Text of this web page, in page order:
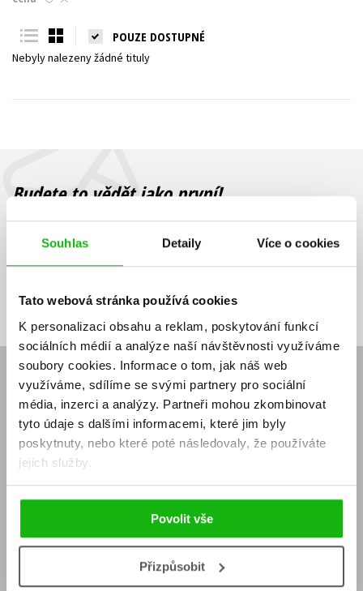
Souhlas Detaily Více o cookies
Tato webová stránka používá cookies
K personalizaci obsahu a reklam, poskytování funkcí
sociálních médií a analýze naší návštěvnosti využíváme
soubory cookies. Informace o tom, jak náš web
využíváme, sdílíme se svými partnery pro sociální
média, inzerci a analýzy. Partneři mohou zkombinovat
tyto údaje s dalšími informacemi, které jim byly
poskytnuty, nebo které poté následovaly, že používáte
jejich služby.
Povolit vše
Přizpůsobit
Young adult (SK)
Všechny tituly
POUZE DOSTUPNÉ
Nebyly nalezeny žádné tituly
Budete to vědět jako první!
Zajímá Vás, jaký knižní hit právě vychází, na jaké zboží je výhodná
sleva, jaká běží soutěž o ceny? Přihlášením k odběru našich e-
souhlasíte se zpracováním osobních údajů
mailová
adresa
mailová
adresa
Vaše e-mailová adresa Přihlásit se
E-SHOP
Aktuality
Naši autoři
Obchodní podmínky
Jak nakoupit
Knižní novinky
Dárkové poukazy
Affiliate program
KONTAKTY
Sídlo společnosti
Kontakty Albatros Media